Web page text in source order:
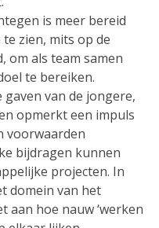
is meer bereid
zien, mits op de
om als team samen
te bereiken.
van de jongere,
opmerkt een impuls
voorwaarden
bijdragen kunnen
projecten. In
domein van het
aan hoe nauw ‘werken